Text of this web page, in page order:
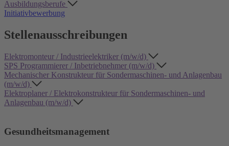
Ausbildungsberufe
Initiativbewerbung
Stellenausschreibungen
Elektromonteur / Industrieelektriker (m/w/d)
SPS Programmierer / Inbetriebnehmer (m/w/d)
Mechanischer Konstrukteur für Sondermaschinen- und Anlagenbau
(m/w/d)
Elektroplaner / Elektrokonstrukteur für Sondermaschinen- und
Anlagenbau (m/w/d)
Gesundheitsmanagement